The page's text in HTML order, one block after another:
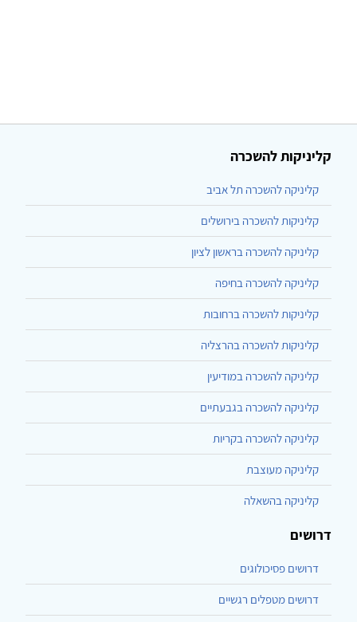
קליניקות להשכרה
קליניקה להשכרה תל אביב
קליניקות להשכרה בירושלים
קליניקה להשכרה בראשון לציון
קליניקה להשכרה בחיפה
קליניקות להשכרה ברחובות
קליניקות להשכרה בהרצליה
קליניקה להשכרה במודיעין
קליניקה להשכרה בגבעתיים
קליניקה להשכרה בקריות
קליניקה מעוצבת
קליניקה בהשאלה
דרושים
דרושים פסיכולוגים
דרושים מטפלים רגשיים